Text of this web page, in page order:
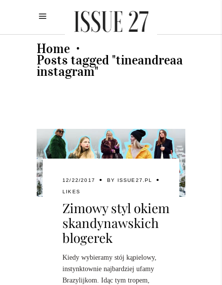
Home •
Posts tagged "tineandreaa
instagram"
12/22/2017 BY ISSUE27.PL
LIKES
Zimowy styl okiem
skandynawskich
blogerek
Kiedy wybieramy stój kąpielowy,
instynktownie najbardziej ufamy
Brazylijkom. Idąc tym tropem,